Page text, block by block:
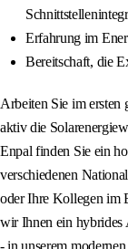
Erfahrung im
Bereitschaft, die
Arbeiten Sie im ersten
aktiv die
Enpal finden Sie ein
verschiedenen
oder Ihre Kollegen im
wir Ihnen ein hybrides